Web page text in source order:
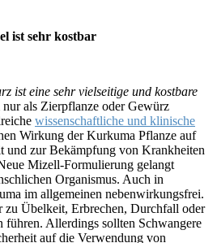
ist sehr kostbar
ist eine sehr vielseitige und kostbare
nur als Zierpflanze oder Gewürz
wissenschaftliche und klinische
Wirkung der Kurkuma Pflanze auf
und zur Bekämpfung von Krankheiten
Mizell-Formulierung gelangt
Organismus. Auch in
im allgemeinen nebenwirkungsfrei.
zu Übelkeit, Erbrechen, Durchfall oder
führen. Allerdings sollten Schwangere
auf die Verwendung von